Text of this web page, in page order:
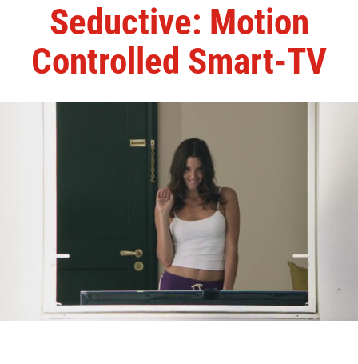
Seductive: Motion
Controlled Smart-TV